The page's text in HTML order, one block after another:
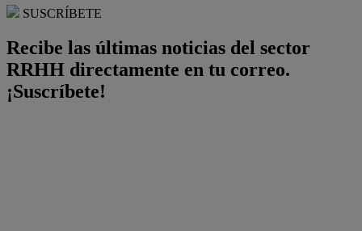
SUSCRÍBETE
Recibe las últimas noticias del sector
RRHH directamente en tu correo.
¡Suscríbete!